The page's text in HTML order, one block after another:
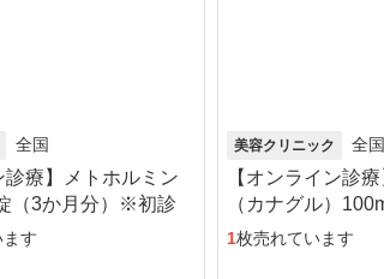
全国
診療】メトホルミン
（3か月分）※初診
す
美容クリニック 全国
【オンライン診
（カナグル）
料・送料込
1枚売れています